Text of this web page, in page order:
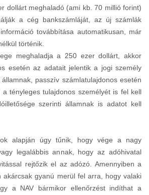
dollárt meghaladó (ami kb. 70 millió forint)
a cég bankszámláját, az új számlák
továbbítása automatikusan, már
történik.
meghaladja a 250 ezer dollárt, akkor
esetén az adatait jelentik a jogi személy
passzív számlatulajdonos esetén
tényleges tulajdonos személyét is fel kell
szerinti államnak is adatot kell
alapján úgy tűnik, hogy vége a nagy
legalábbis annak, hogy az adóhivatal
rejtőzik el az adózó. Amennyiben a
akárcsak gyanú merül fel arra, hogy valaki
a NAV bármikor ellenőrzést indíthat a